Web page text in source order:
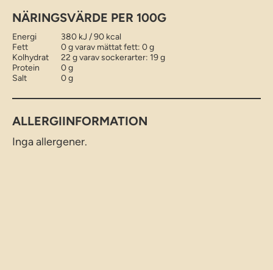
NÄRINGSVÄRDE PER 100G
Energi
380 kJ / 90 kcal
Fett
0 g varav mättat fett: 0 g
Kolhydrat
22 g varav sockerarter: 19 g
Protein
0 g
Salt
0 g
ALLERGIINFORMATION
Inga allergener.